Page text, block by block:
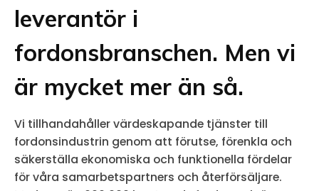
leverantör i
fordonsbranschen. Men vi
är mycket mer än så.
Vi tillhandahåller värdeskapande tjänster till
fordonsindustrin genom att förutse, förenkla och
säkerställa ekonomiska och funktionella fördelar
för våra samarbetspartners och återförsäljare.